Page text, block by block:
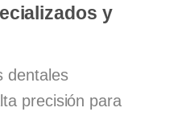
y
dentales
precisión para